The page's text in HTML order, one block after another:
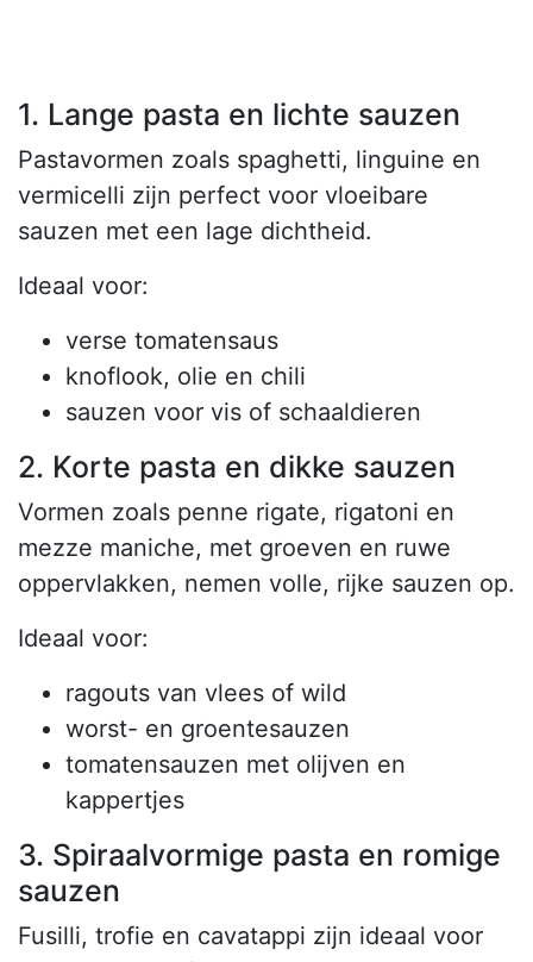
1. Lange pasta en lichte sauzen
Pastavormen zoals spaghetti, linguine en
vermicelli zijn perfect voor vloeibare
sauzen met een lage dichtheid.
Ideaal voor:
verse tomatensaus
knoflook, olie en chili
sauzen voor vis of schaaldieren
2. Korte pasta en dikke sauzen
Vormen zoals penne rigate, rigatoni en
mezze maniche, met groeven en ruwe
oppervlakken, nemen volle, rijke sauzen op.
Ideaal voor:
ragouts van vlees of wild
worst- en groentesauzen
tomatensauzen met olijven en
kappertjes
3. Spiraalvormige pasta en romige
sauzen
Fusilli, trofie en cavatappi zijn ideaal voor